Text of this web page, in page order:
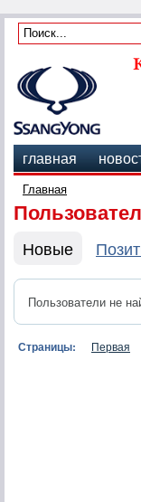
главная
Главная
Новые
Пользователи не
Страницы: Первая